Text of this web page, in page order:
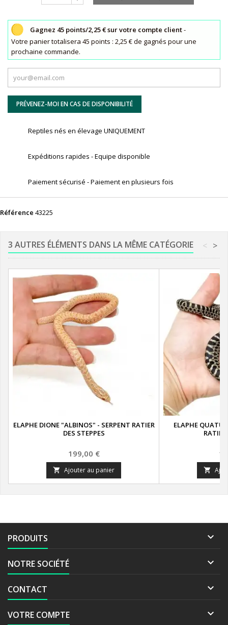
Gagnez 45 points/2,25 € sur votre compte client-
Votre panier totalisera 45 points : 2,25 € de gagnés pour une
prochaine commande.
PRÉVENEZ-MOI EN CAS DE DISPONIBILITÉ
Reptiles nés en élevage UNIQUEMENT
Expéditions rapides - Equipe disponible
Paiement sécurisé - Paiement en plusieurs fois
Référence 43225
3 AUTRES ÉLÉMENTS DANS LA MÊME CATÉGORIE >
<
ELAPHE DIONE "ALBINOS" - SERPENT RATIER
DES STEPPES
Prix
199,00 €
 Ajouter au panier
ELAPHE

PRODUITS 
NOTRE SOCIÉTÉ 
CONTACT 
VOTRE COMPTE 